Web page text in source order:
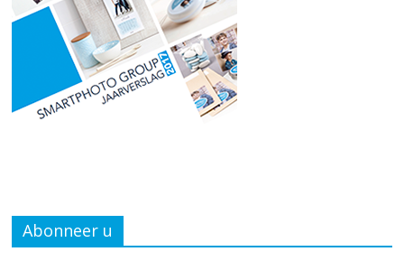
Abonneer u